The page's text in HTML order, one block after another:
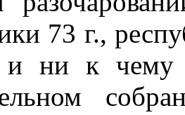
73 г.,
и ни к